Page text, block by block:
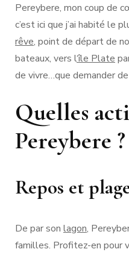
Pereybere, mon coup de
c’est ici que j’ai habité le
rêve, point de départ de
bateaux, vers l‘île Plate
de vivre…que demander
Quelles
Pereybere ?
Repos et
De par son lagon,
familles. Profitez-en pour